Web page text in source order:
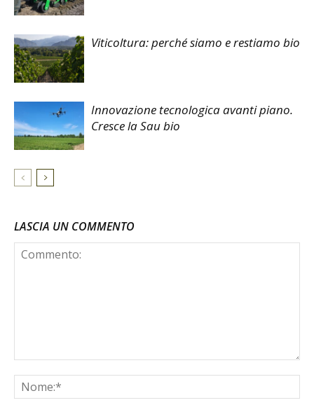
Viticoltura: perché siamo e restiamo bio
Innovazione tecnologica avanti piano.
Cresce la Sau bio
LASCIA UN COMMENTO